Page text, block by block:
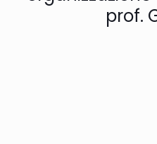
prof.